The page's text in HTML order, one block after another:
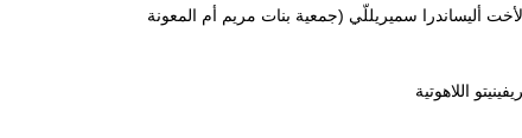
أليساندرا سميريللّي (جمعية بنات مريم أم المعونة
اللاهوتية